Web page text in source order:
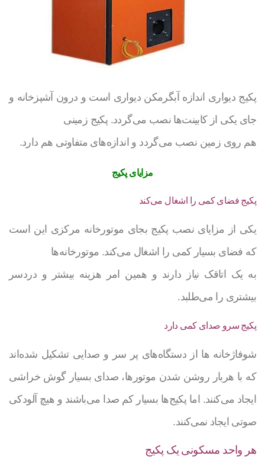
پکیج دیواری اندازه آبگرمکن دیواری است و درون آشپزخانه و
جای یکی از کابینت‌ها نصب می‌گردد. پکیج زمینی
هم روی زمین نصب می‌گردد و اندازه‌های متفاوتی هم دارد.
مزایای پکیج
پکیج فضای کمی را اشغال می‌کند
یکی از مزایای نصب پکیج بجای موتورخانه مرکزی این است
که فضای بسیار کمی را اشغال می‌کند. موتورخانه‌ها
به یک اتاقک نیاز دارند و همین امر هزینه بیشتر و دردسر
بیشتری را می‌طلبد.
پکیج سرو صدای کمی دارد
شوفاژخانه ها از دستگاه‌های پر سر و صدایی تشکیل شده‌اند
که با هربار روشن شدن موتورها، صدای بسیار گوش خراشی
ایجاد می‌کنند. اما پکیج‌ها بسیار کم صدا می‌باشند و هیچ آلودکی
صوتی ایجاد نمی‌کنند.
هر واحد مسکونی یک پکیج